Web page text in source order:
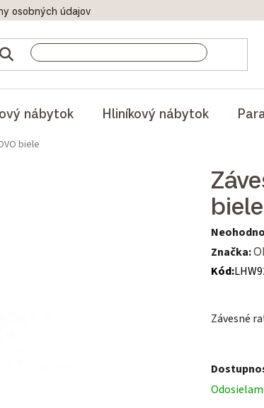
osobných údajov
nábytok Hliníkový nábytok
biele
biele
Priemerné
Značka:
Kód:
Závesné